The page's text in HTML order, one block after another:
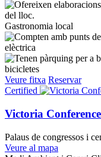
Gastronomia local
elèctrica
bicicletes
Veure fitxa Reservar
Certified
Victoria
Palaus de congressos i
Veure al mapa